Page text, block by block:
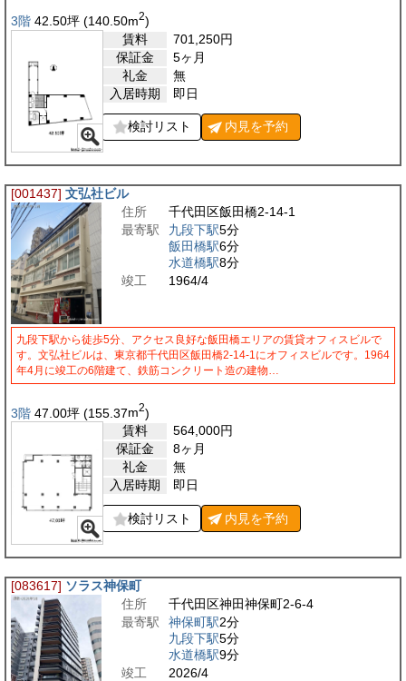
3階 42.50坪 (140.50m2)
賃料
701,250円
保証金
5ヶ月
礼金
無
入居時期
即日
検討リスト 内見を予約
[001437] 文弘社ビル
住所
千代田区飯田橋2-14-1
最寄駅
九段下駅5分
飯田橋駅6分
水道橋駅8分
竣工
1964/4
九段下駅から徒歩5分、アクセス良好な飯田橋エリアの賃貸オフィスビルで
す。文弘社ビルは、東京都千代田区飯田橋2-14-1にオフィスビルです。1964
年4月に竣工の6階建て、鉄筋コンクリート造の建物…
3階 47.00坪 (155.37m2)
賃料
564,000円
保証金
8ヶ月
礼金
無
入居時期
即日
検討リスト 内見を予約
[083617] ソラス神保町
住所
千代田区神田神保町2-6-4
最寄駅
神保町駅2分
九段下駅5分
水道橋駅9分
竣工
2026/4